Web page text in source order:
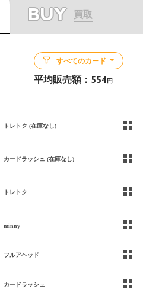
BUY 買取
すべてのカード
平均販売額： 554 円
トレトク (在庫なし)
カードラッシュ (在庫なし)
トレトク
minny
フルアヘッド
カードラッシュ